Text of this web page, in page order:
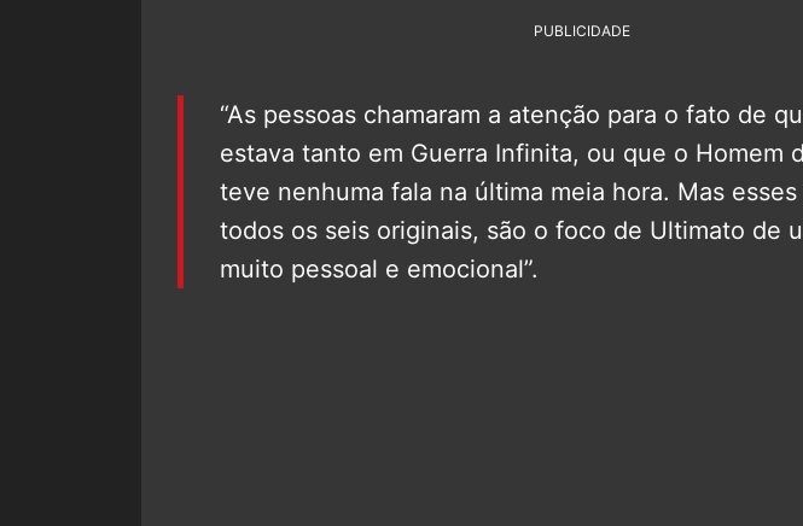
PUBLICIDADE
“As pessoas chamaram a atenção para o fato de
estava tanto em Guerra Infinita, ou que o Homem
teve nenhuma fala na última meia hora. Mas
todos os seis originais, são o foco de Ultimato de
muito pessoal e emocional”.